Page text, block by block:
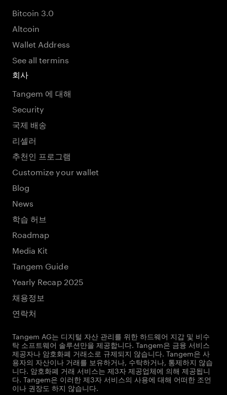
Bitcoin 3.0
Altcoin
Wallet Address
See all termins
회사
Tangem 에 대해
Security
국제 배송
리셀러
추천인 프로그램
Customize your wallet
Blog
News
학습 허브
Roadmap
Media Kit
Tangem Guide
Yearly Recap 2025
채용정보
연락처
Tangem AG는 디지털 자산 관리를 위한 하드웨어 지갑 및 비수
탁 소프트웨어 솔루션만을 제공합니다. Tangem은 금융 서비스
제공자나 암호화폐 거래소로 규제되지 않습니다. Tangem은 사
용자의 자산이나 거래를 보유하거나, 수탁하거나, 통제하지 않습
니다. 암호화폐 거래 서비스는 제3자 제공업체에 의해 제공됩니
다. Tangem은 이러한 제3자 서비스의 사용에 대해 어떠한 조언
이나 권장도 하지 않습니다.